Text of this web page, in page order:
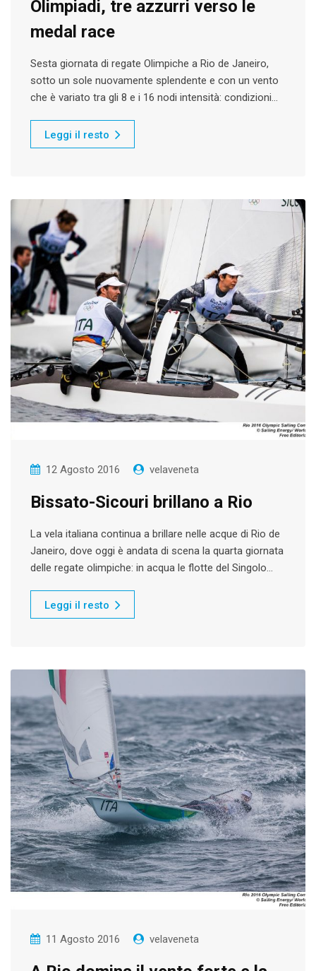
Olimpiadi, tre azzurri verso le
medal race
Sesta giornata di regate Olimpiche a Rio de Janeiro,
sotto un sole nuovamente splendente e con un vento
che è variato tra gli 8 e i 16 nodi intensità: condizioni…
Leggi il resto
12 Agosto 2016 velaveneta
Bissato-Sicouri brillano a Rio
La vela italiana continua a brillare nelle acque di Rio de
Janeiro, dove oggi è andata di scena la quarta giornata
delle regate olimpiche: in acqua le flotte del Singolo…
Leggi il resto
11 Agosto 2016 velaveneta